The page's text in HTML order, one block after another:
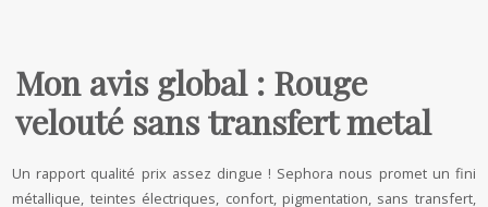
Mon avis global : Rouge
velouté sans transfert metal
Un rapport qualité prix assez dingue ! Sephora nous promet un fini
métallique, teintes électriques, confort, pigmentation, sans transfert,